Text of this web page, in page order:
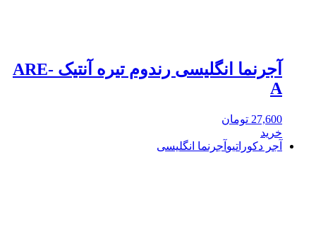
آجرنما انگلیسی رندوم تیره آنتیک ARE-
A
27,600 تومان
خرید
آجر دکوراتیو آجرنما انگلیسی